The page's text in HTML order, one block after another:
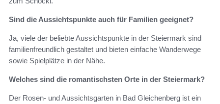
Sind die Aussichtspunkte auch für Familien geeignet?
Ja, viele der beliebte Aussichtspunkte in der Steiermark sind
familienfreundlich gestaltet und bieten einfache Wanderwege
sowie Spielplätze in der Nähe.
Welches sind die romantischsten Orte in der Steiermark?
Der Rosen- und Aussichtsgarten in Bad Gleichenberg ist ein